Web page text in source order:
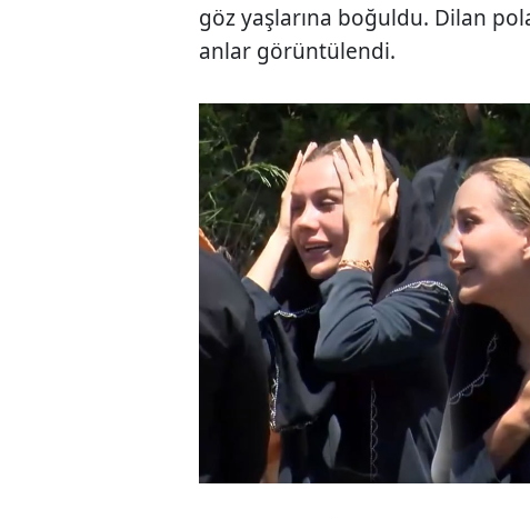
göz yaşlarına boğuldu. Dilan
anlar görüntülendi.